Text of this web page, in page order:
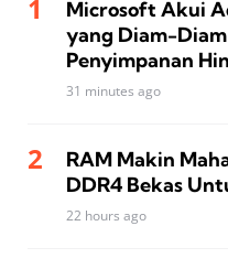
Microsoft Akui
yang Diam-
Penyimpanan
31 minutes ago
RAM Makin
DDR4 Bekas
22 hours ago